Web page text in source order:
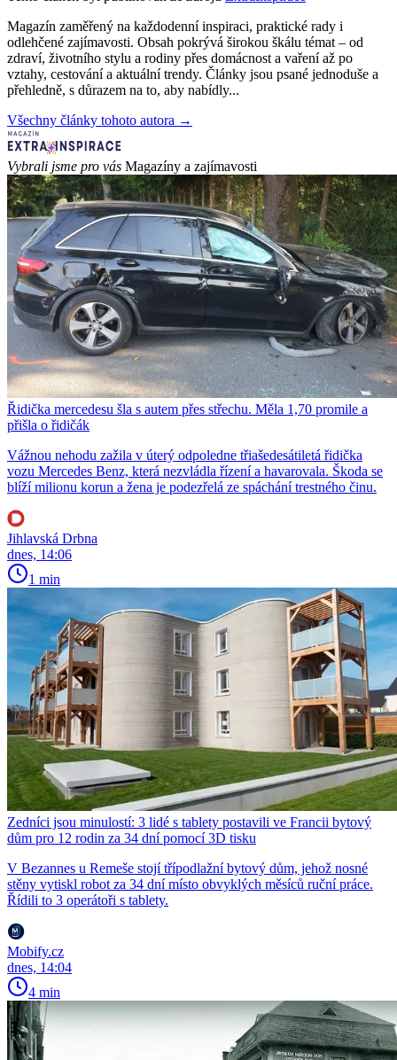
Magazín zaměřený na každodenní inspiraci, praktické rady i
odlehčené zajímavosti. Obsah pokrývá širokou škálu témat – od
zdraví, životního stylu a rodiny přes domácnost a vaření až po
vztahy, cestování a aktuální trendy. Články jsou psané jednoduše a
přehledně, s důrazem na to, aby nabídly...
Všechny články tohoto autora →
Vybrali jsme pro vás Magazíny a zajímavosti
Řidička mercedesu šla s autem přes střechu. Měla 1,70 promile a
přišla o řidičák
Vážnou nehodu zažila v úterý odpoledne třiašedesátiletá řidička
vozu Mercedes Benz, která nezvládla řízení a havarovala. Škoda se
blíží milionu korun a žena je podezřelá ze spáchání trestného činu.
Jihlavská Drbna
dnes, 14:06
1 min
Zedníci jsou minulostí: 3 lidé s tablety postavili ve Francii bytový
dům pro 12 rodin za 34 dní pomocí 3D tisku
V Bezannes u Remeše stojí třípodlažní bytový dům, jehož nosné
stěny vytiskl robot za 34 dní místo obvyklých měsíců ruční práce.
Řídili to 3 operátoři s tablety.
Mobify.cz
dnes, 14:04
4 min